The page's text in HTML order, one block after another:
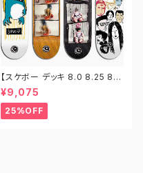
【スケボー デッキ 8.0 8.25 8.5
8.75】FOUNDATION ファンデ
ーション スケートボード デッキ
スケボー プロデッキ
¥9,075
25%OFF